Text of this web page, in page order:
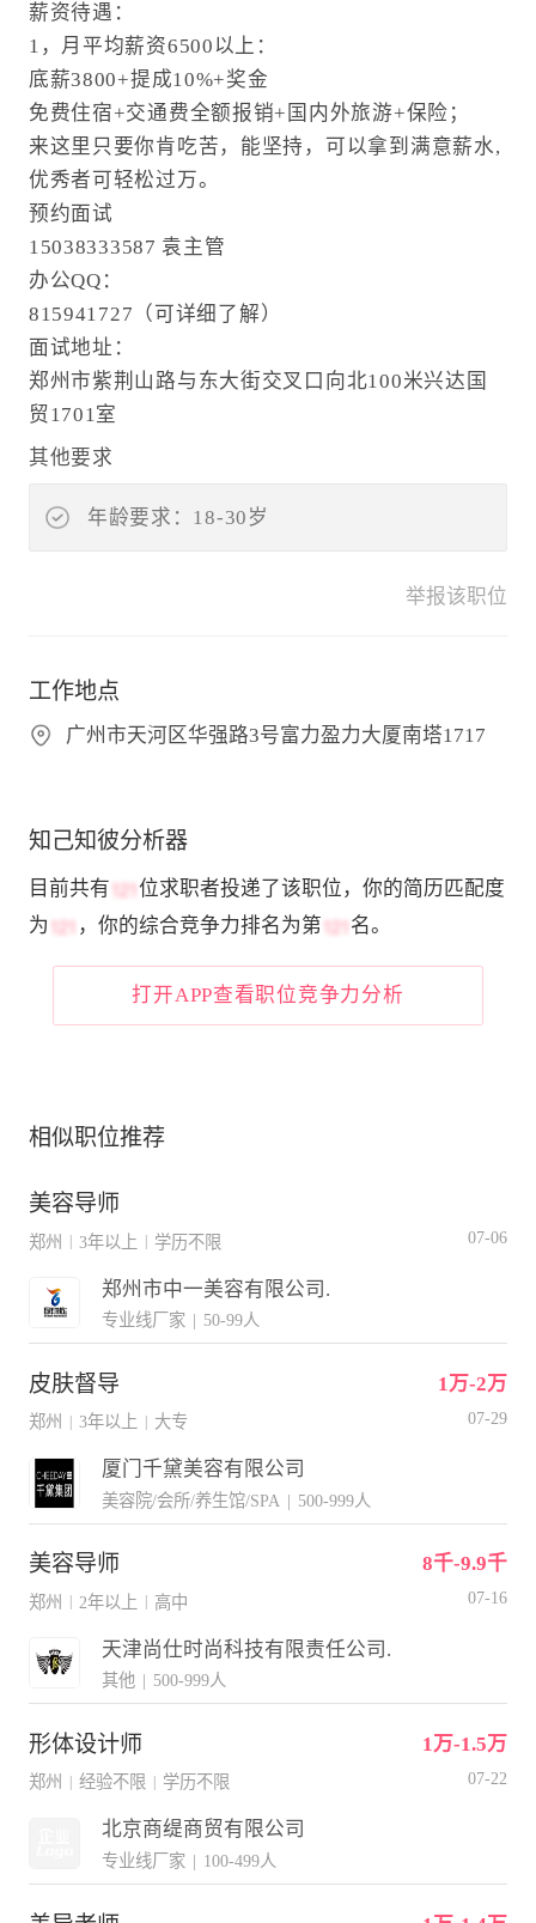
薪资待遇：
1，月平均薪资6500以上：
底薪3800+提成10%+奖金
免费住宿+交通费全额报销+国内外旅游+保险；
来这里只要你肯吃苦，能坚持，可以拿到满意薪水,
优秀者可轻松过万。
预约面试
15038333587 袁主管
办公QQ：
815941727（可详细了解）
面试地址：
郑州市紫荆山路与东大街交叉口向北100米兴达国
贸1701室
其他要求
年龄要求：18-30岁
举报该职位
工作地点
广州市天河区华强路3号富力盈力大厦南塔1717
知己知彼分析器
目前共有
位求职者投递了该职位，你的简历匹配度
为
，你的综合竞争力排名为第 名。
打开APP查看职位竞争力分析
相似职位推荐
美容导师
郑州 3年以上 学历不限 07-06
郑州市中一美容有限公司.
专业线厂家 | 50-99人
皮肤督导 1万-2万
郑州 3年以上 大专 07-29
厦门千黛美容有限公司
美容院/会所/养生馆/SPA | 500-999人
美容导师 8千-9.9千
郑州 2年以上 高中 07-16
天津尚仕时尚科技有限责任公司.
其他 | 500-999人
形体设计师 1万-1.5万
郑州 经验不限 学历不限 07-22
北京商缇商贸有限公司
专业线厂家 | 100-499人